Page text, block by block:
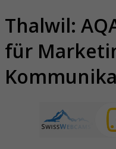
Thalwil:
für